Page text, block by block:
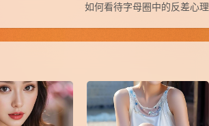
如何看待字母圈中的反差心理